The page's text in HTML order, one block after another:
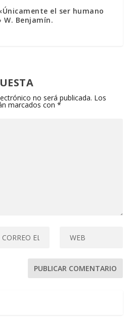
el ser humano
W. Benjamín.
no será publicada. Los
marcados con*